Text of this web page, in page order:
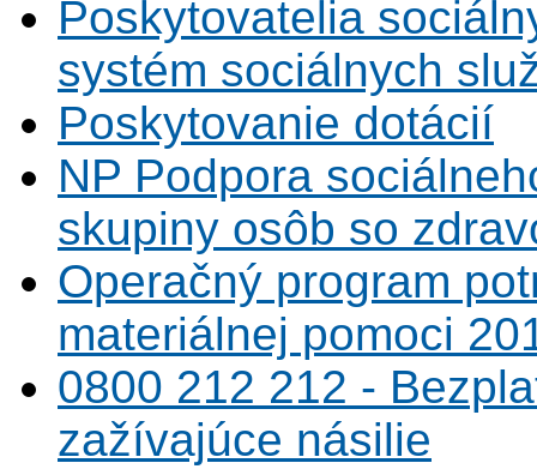
Poskytovatelia
systém sociálnych
Poskytovanie dotácií
NP Podpora
skupiny osôb so
Operačný program
materiálnej pomoci
0800 212 212 -
zažívajúce násilie